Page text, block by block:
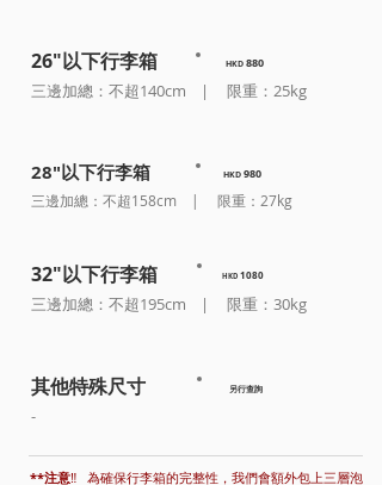
26"以下行李箱
三邊加總：不超140cm​ | 限重：25kg
HKD 880
28"以下行李箱
三邊加總：不超158cm​ | 限重：27kg
HKD 980
32"以下行李箱
三邊加總：不超195cm​ | 限重：30kg
HKD 1080
其他特殊尺寸
-
​另行查詢
**注意‼️ 為確保行李箱的完整性，我們會額外包上三層泡